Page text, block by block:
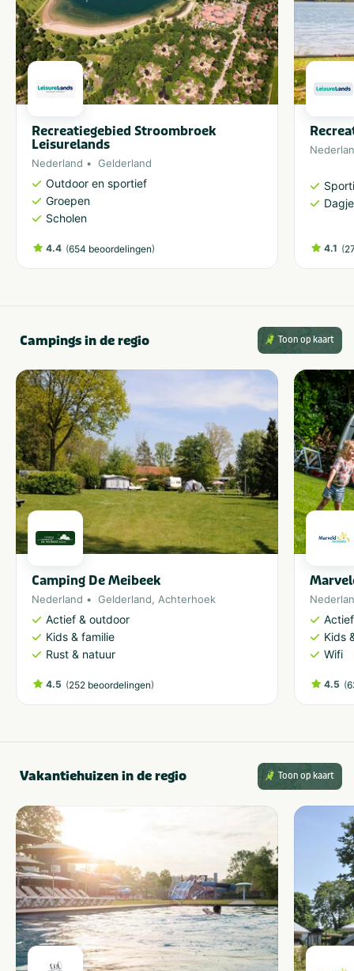
Recreatiegebied Stroombroek
Leisurelands
Nederland Gelderland
Outdoor en sportief
Groepen
Scholen
4.4 (654 beoordelingen) 4.1 (
Campings in de regio Toon op kaart
Camping De Meibeek
Nederland Gelderland, Achterhoek
Actief & outdoor
Kids & familie
Rust & natuur
4.5 (252 beoordelingen)
Kids
Wifi
4.5 (
Vakantiehuizen in de regio Toon op kaart